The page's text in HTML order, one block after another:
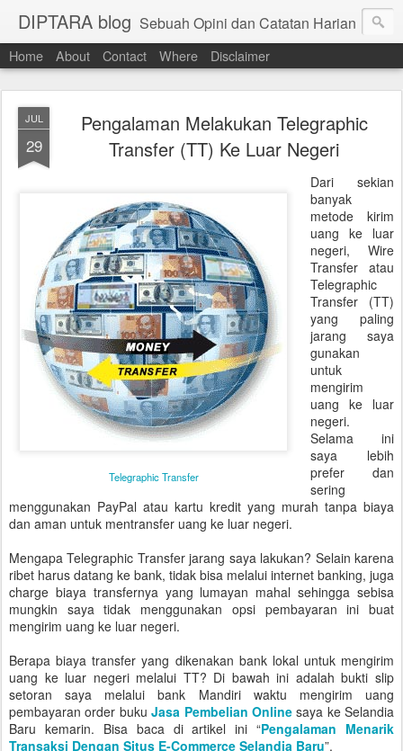
DIPTARA blog Sebuah Opini dan Catatan Harian
Home About Contact Where Disclaimer
JUL
29
Pengalaman Melakukan Telegraphic
Transfer (TT) Ke Luar Negeri
Telegraphic Transfer
Dari sekian
banyak
metode kirim
uang ke luar
negeri, Wire
Transfer atau
Telegraphic
Transfer (TT)
yang paling
jarang saya
gunakan
untuk
mengirim
uang ke luar
negeri.
Selama ini
saya lebih
prefer dan
sering
menggunakan PayPal atau kartu kredit yang murah tanpa biaya
dan aman untuk mentransfer uang ke luar negeri.
Mengapa Telegraphic Transfer jarang saya lakukan? Selain karena
ribet harus datang ke bank, tidak bisa melalui internet banking, juga
charge biaya transfernya yang lumayan mahal sehingga sebisa
mungkin saya tidak menggunakan opsi pembayaran ini buat
mengirim uang ke luar negeri.
Berapa biaya transfer yang dikenakan bank lokal untuk mengirim
uang ke luar negeri melalui TT? Di bawah ini adalah bukti slip
setoran saya melalui bank Mandiri waktu mengirim uang
pembayaran order bukuJasa Pembelian Onlinesaya ke Selandia
Baru kemarin. Bisa baca di artikel ini “Pengalaman Menarik
Transaksi Dengan Situs E-Commerce Selandia Baru”.